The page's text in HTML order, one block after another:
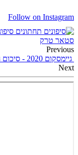
Follow on Instagram
סטאר טרק
Previous
גיימסקום 2020 - סיכום העדכונים מתערוכת המשחקים
Next